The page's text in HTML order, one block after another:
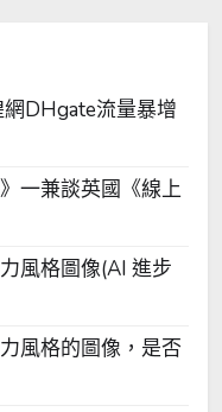
DHgate流量暴增
一兼談英國《線上
風格圖像(AI 進步
風格的圖像，是否